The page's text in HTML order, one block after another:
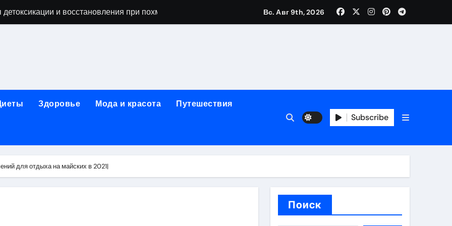
и восстановления при похмельном синдроме
подготовка и расшифровка результатов
по бережному отношению к себе
подготовка и ориентировочная стоимость исследования
порядок консультации и подготовка
Вс. Авг 9th, 2026
Здоровье Мода и красота Путешествия
Subscribe
для отдыха на майских в 2021|
Поиск